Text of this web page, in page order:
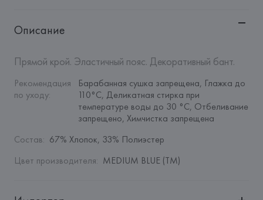
Описание
Прямой крой. Эластичный пояс. Декоративный бант.
Рекомендация
по уходу:
Барабанная сушка запрещена, Глажка до
110°C, Деликатная стирка при
температуре воды до 30 °C, Отбеливание
запрещено, Химчистка запрещена
Состав: 67% Хлопок, 33% Полиэстер
Цвет производителя: MEDIUM BLUE (TM)